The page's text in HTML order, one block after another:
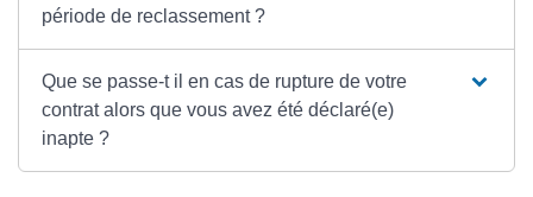
période de reclassement ?
Que se passe-t il en cas de rupture de votre
contrat alors que vous avez été déclaré(e)
inapte ?